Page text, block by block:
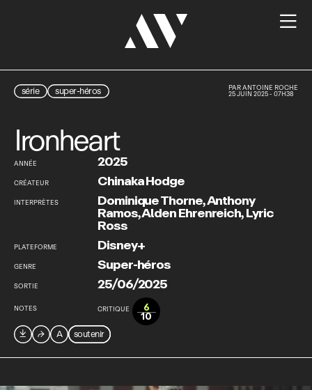

série super-héros PARANTOINE ROCHE
25 JUIN 2025 - 07H38
Ironheart
ANNÉE 2025
CRÉATEUR Chinaka Hodge
INTERPRÈTES Dominique Thorne,Anthony
Ramos,Alden Ehrenreich,Lyric
Ross
PLATEFORME Disney+
GENRE Super-héros
SORTIE 25/06/2025
NOTES CRITIQUE 6
10

⮫ A soutenir